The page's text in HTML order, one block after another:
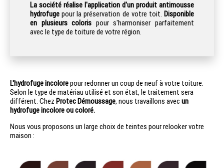
La société réalise l'application d'un produit antimousse
hydrofuge pour la préservation de votre toit. Disponible
en plusieurs coloris pour s'harmoniser parfaitement
avec le type de toiture de votre région.
L'hydrofuge incolorepour redonner un coup de neuf à votre toiture.
Selon le type de matériau utilisé et son état, le traitement sera
différent. Chez Protec Démoussage, nous travaillons avec un
hydrofuge incolore ou coloré.
Nous vous proposons un large choix de teintes pour relooker votre
maison :